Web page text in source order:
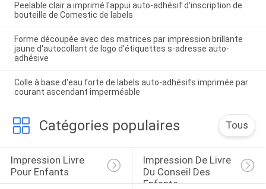
Peelable clair a imprimé l'appui auto-adhésif d'inscription de
bouteille de Comestic de labels
Forme découpée avec des matrices par impression brillante
jaune d'autocollant de logo d'étiquettes s-adresse auto-
adhésive
Colle à base d'eau forte de labels auto-adhésifs imprimée par
courant ascendant imperméable
Catégories populaires Tous
Impression Livre
Pour Enfants
Impression De Livre
Du Conseil Des
Enfants